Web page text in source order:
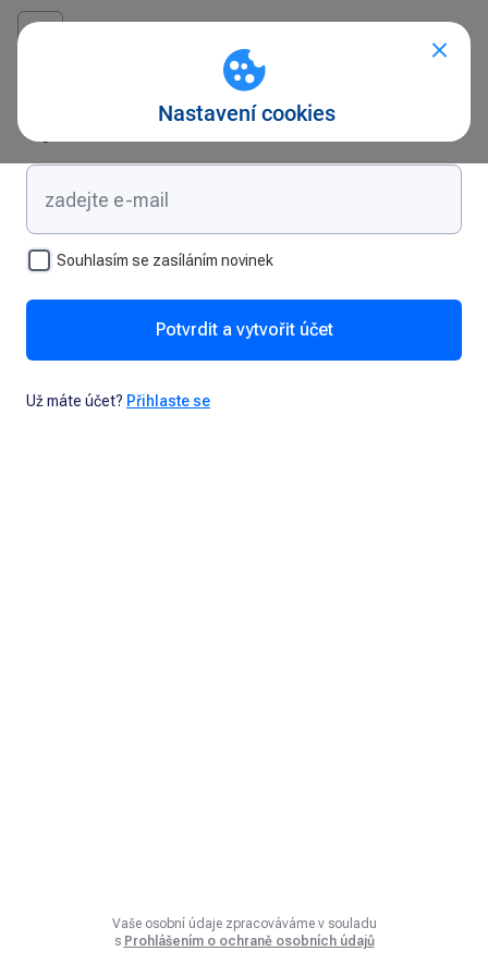
Vytvořte si účet
Souhlasím se zasíláním novinek
Potvrdit a vytvořit účet
Už máte účet? Přihlaste se
Vaše osobní údaje zpracováváme v souladu
s Prohlášením o ochraně osobních údajů